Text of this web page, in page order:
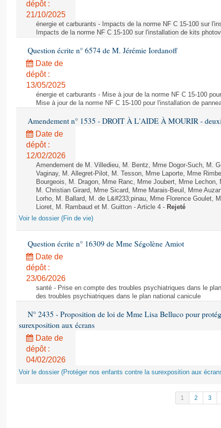
dépôt :
21/10/2025
énergie et carburants - Impacts de la norme NF C 15-100 sur
Impacts de la norme NF C 15-100 sur l'installation de kits
Question écrite n° 6574 de M. Jérémie Iordanoff
Date de
dépôt :
13/05/2025
énergie et carburants - Mise à jour de la norme NF C 15-100
Mise à jour de la norme NF C 15-100 pour l'installation de
Amendement n° 1535 - DROIT À L'AIDE À MOURIR -
Date de
dépôt :
12/02/2026
Amendement de M. Villedieu, M. Bentz, Mme Dogor-Such, M.
Vaginay, M. Allegret-Pilot, M. Tesson, Mme Laporte, Mme
Bourgeois, M. Dragon, Mme Ranc, Mme Joubert, Mme
M. Christian Girard, Mme Sicard, Mme Marais-Beuil, Mme
Lorho, M. Ballard, M. de L&#233;pinau, Mme Florence Goulet,
Lioret, M. Rambaud et M. Guitton - Article 4 - Rejeté
Voir le dossier (Fin de vie)
Question écrite n° 16309 de Mme Ségolène Amiot
Date de
dépôt :
23/06/2026
santé - Prise en compte des troubles psychiatriques dans le
des troubles psychiatriques dans le plan national canicule
N° 2435 - Proposition de loi de Mme Lisa Belluco pour
surexposition aux écrans
Date de
dépôt :
04/02/2026
Voir le dossier (Protéger nos enfants contre la surexposition aux
1 2 3